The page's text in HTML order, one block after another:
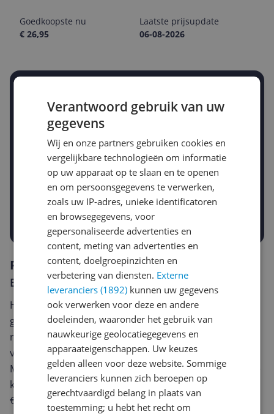
Goedkoopste nu
€ 26,95
Laatste prijsupdate
06-08-2026
Krijg een seintje zodra de prijs zakt
Gewenste daling of bedrag
-5% -10% -15%
Gewenste prijs
€
Prijsalert aanzetten
Reviews
Er zijn nog geen reviews geschreven
Heb jij dit product in bezit en wil je graag je mening
geven? Start dan hieronder met het schrijven van je
review. Afhankelijk van de details duurt het schrijven
van een review gemiddeld tussen de 3 en 10 minuten.
Met jouw mening help je andere bezoekers een betere
keuze te maken én maak je iedere maand kans op
€250,-!
Klik hier voor de actievoorwaarden.
Verantwoord gebruik van uw
gegevens
Wij en onze partners gebruiken cookies en
vergelijkbare technologieën om informatie
op uw apparaat op te slaan en te openen
en om persoonsgegevens te verwerken,
zoals uw IP-adres, unieke identificatoren
en browsegegevens, voor
gepersonaliseerde advertenties en
content, meting van advertenties en
content, doelgroepinzichten en
verbetering van diensten. Externe
leveranciers (1892) kunnen uw gegevens
ook verwerken voor deze en andere
doeleinden, waaronder het gebruik van
nauwkeurige geolocatiegegevens en
apparaateigenschappen. Uw keuzes
gelden alleen voor deze website. Sommige
leveranciers kunnen zich beroepen op
gerechtvaardigd belang in plaats van
toestemming; u hebt het recht om